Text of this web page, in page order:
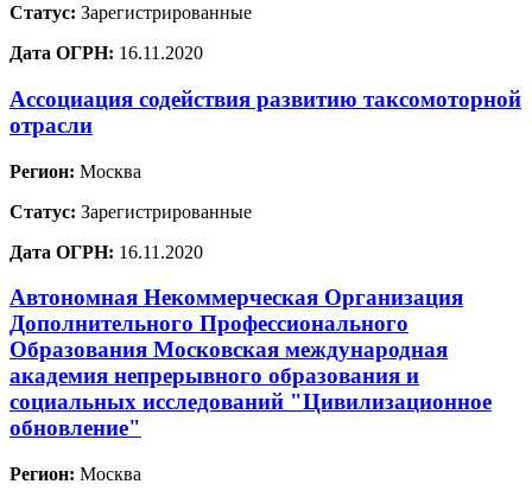
Статус: Зарегистрированные
Дата ОГРН: 16.11.2020
Ассоциация содействия развитию таксомоторной
отрасли
Регион: Москва
Статус: Зарегистрированные
Дата ОГРН: 16.11.2020
Автономная Некоммерческая Организация
Дополнительного Профессионального
Образования Московская международная
академия непрерывного образования и
социальных исследований "Цивилизационное
обновление"
Регион: Москва